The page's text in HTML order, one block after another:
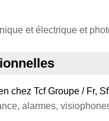
et électrique et
chez Tcf Groupe / Fr,
alarmes,